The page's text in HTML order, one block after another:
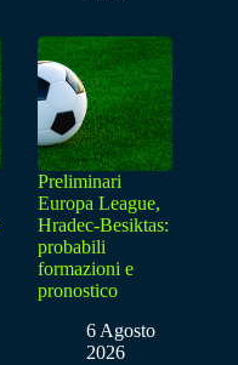
Preliminari
Europa League,
Hradec-Besiktas:
probabili
formazioni e
pronostico
6 Agosto
2026